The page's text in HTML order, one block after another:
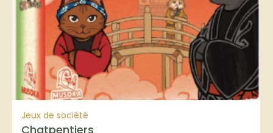
Jeux de société
Chatpentiers